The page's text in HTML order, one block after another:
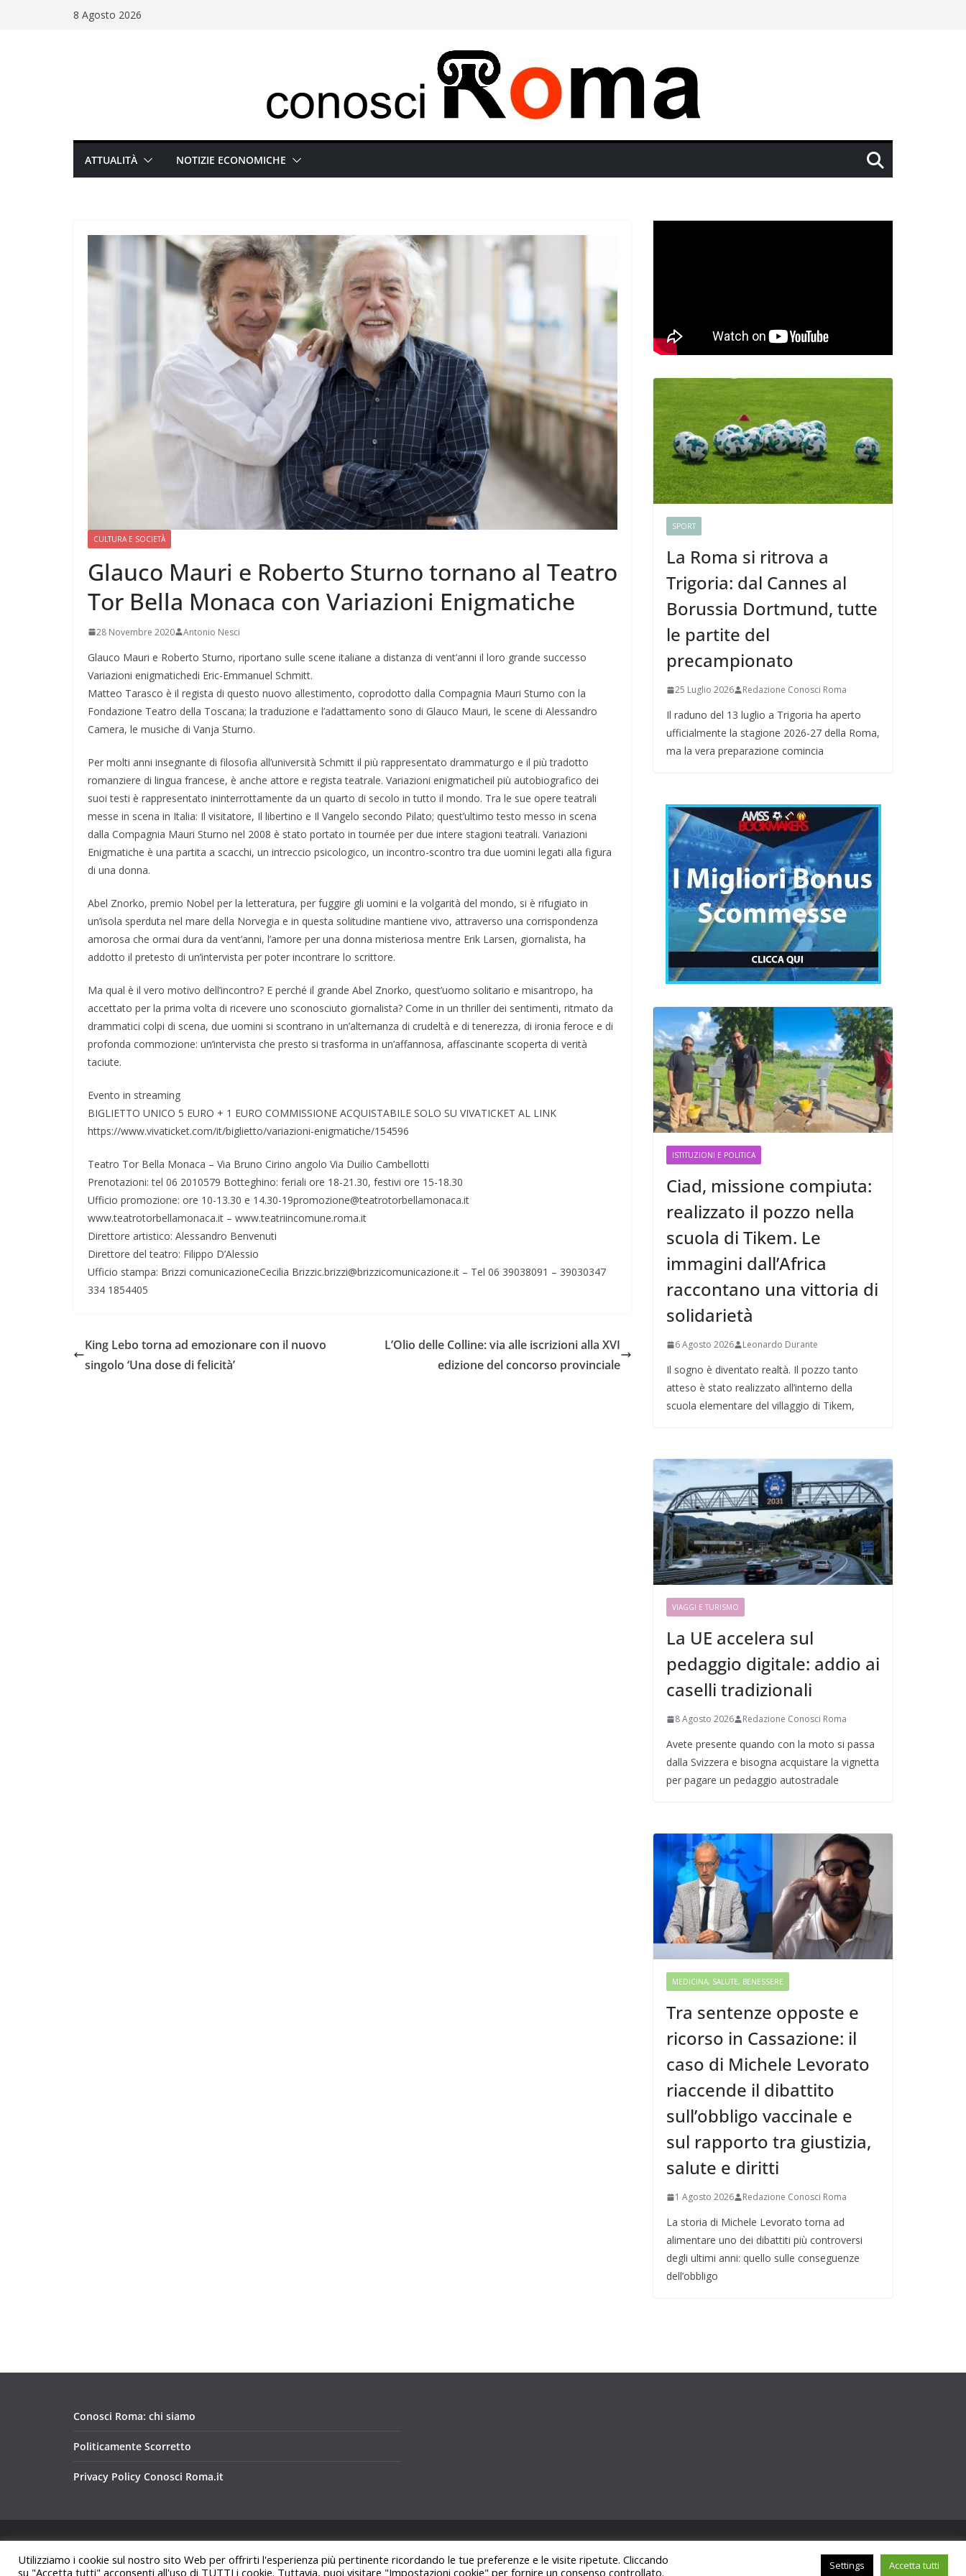
8 Agosto 2026
ATTUALITÀ NOTIZIE ECONOMICHE
CULTURA E SOCIETÀ
Glauco Mauri e Roberto Sturno tornano al Teatro
Tor Bella Monaca con Variazioni Enigmatiche
28 Novembre 2020 Antonio Nesci
Glauco Mauri e Roberto Sturno, riportano sulle scene italiane a distanza di vent’anni il loro grande successo
Variazioni enigmatichedi Eric-Emmanuel Schmitt.
Matteo Tarasco è il regista di questo nuovo allestimento, coprodotto dalla Compagnia Mauri Sturno con la
Fondazione Teatro della Toscana; la traduzione e l’adattamento sono di Glauco Mauri, le scene di Alessandro
Camera, le musiche di Vanja Sturno.
Per molti anni insegnante di filosofia all’università Schmitt il più rappresentato drammaturgo e il più tradotto
romanziere di lingua francese, è anche attore e regista teatrale. Variazioni enigmaticheil più autobiografico dei
suoi testi è rappresentato ininterrottamente da un quarto di secolo in tutto il mondo. Tra le sue opere teatrali
messe in scena in Italia: Il visitatore, Il libertino e Il Vangelo secondo Pilato; quest’ultimo testo messo in scena
dalla Compagnia Mauri Sturno nel 2008 è stato portato in tournée per due intere stagioni teatrali. Variazioni
Enigmatiche è una partita a scacchi, un intreccio psicologico, un incontro-scontro tra due uomini legati alla figura
di una donna.
Abel Znorko, premio Nobel per la letteratura, per fuggire gli uomini e la volgarità del mondo, si è rifugiato in
un’isola sperduta nel mare della Norvegia e in questa solitudine mantiene vivo, attraverso una corrispondenza
amorosa che ormai dura da vent’anni, l’amore per una donna misteriosa mentre Erik Larsen, giornalista, ha
addotto il pretesto di un’intervista per poter incontrare lo scrittore.
Ma qual è il vero motivo dell’incontro? E perché il grande Abel Znorko, quest’uomo solitario e misantropo, ha
accettato per la prima volta di ricevere uno sconosciuto giornalista? Come in un thriller dei sentimenti, ritmato da
drammatici colpi di scena, due uomini si scontrano in un’alternanza di crudeltà e di tenerezza, di ironia feroce e di
profonda commozione: un’intervista che presto si trasforma in un’affannosa, affascinante scoperta di verità
taciute.
Evento in streaming
BIGLIETTO UNICO 5 EURO + 1 EURO COMMISSIONE ACQUISTABILE SOLO SU VIVATICKET AL LINK
https://www.vivaticket.com/it/biglietto/variazioni-enigmatiche/154596
Teatro Tor Bella Monaca – Via Bruno Cirino angolo Via Duilio Cambellotti
Prenotazioni: tel 06 2010579 Botteghino: feriali ore 18-21.30, festivi ore 15-18.30
Ufficio promozione: ore 10-13.30 e 14.30-19promozione@teatrotorbellamonaca.it
www.teatrotorbellamonaca.it – www.teatriincomune.roma.it
Direttore artistico: Alessandro Benvenuti
Direttore del teatro: Filippo D’Alessio
Ufficio stampa: Brizzi comunicazioneCecilia Brizzic.brizzi@brizzicomunicazione.it – Tel 06 39038091 – 39030347
334 1854405
King Lebo torna ad emozionare con il nuovo
singolo ‘Una dose di felicità’
L’Olio delle Colline: via alle iscrizioni alla XVI
edizione del concorso provinciale
SPORT
La Roma si ritrova a
Trigoria: dal Cannes al
Borussia Dortmund, tutte
le partite del
precampionato
25 Luglio 2026 Redazione Conosci Roma
Il raduno del 13 luglio a Trigoria ha aperto
ufficialmente la stagione 2026-27 della Roma,
ma la vera preparazione comincia
ISTITUZIONI E POLITICA
Ciad, missione compiuta:
realizzato il pozzo nella
scuola di Tikem. Le
immagini dall’Africa
raccontano una vittoria di
solidarietà
6 Agosto 2026 Leonardo Durante
Il sogno è diventato realtà. Il pozzo tanto
atteso è stato realizzato all’interno della
scuola elementare del villaggio di Tikem,
VIAGGI E TURISMO
La UE accelera sul
pedaggio digitale: addio ai
caselli tradizionali
8 Agosto 2026 Redazione Conosci Roma
Avete presente quando con la moto si passa
dalla Svizzera e bisogna acquistare la vignetta
per pagare un pedaggio autostradale
MEDICINA, SALUTE, BENESSERE
Tra sentenze opposte e
ricorso in Cassazione: il
caso di Michele Levorato
riaccende il dibattito
sull’obbligo vaccinale e
sul rapporto tra giustizia,
salute e diritti
1 Agosto 2026 Redazione Conosci Roma
La storia di Michele Levorato torna ad
alimentare uno dei dibattiti più controversi
degli ultimi anni: quello sulle conseguenze
dell’obbligo
Conosci Roma: chi siamo
Politicamente Scorretto
Privacy Policy Conosci Roma.it
Tema:ColorMagdi ThemeGrill. Powered byWordPress.
Utilizziamo i cookie sul nostro sito Web per offrirti l'esperienza più pertinente ricordando le tue preferenze e le visite ripetute. Cliccando
su "Accetta tutti" acconsenti all'uso di TUTTI i cookie. Tuttavia, puoi visitare "Impostazioni cookie" per fornire un consenso controllato.
Settings Accetta tutti